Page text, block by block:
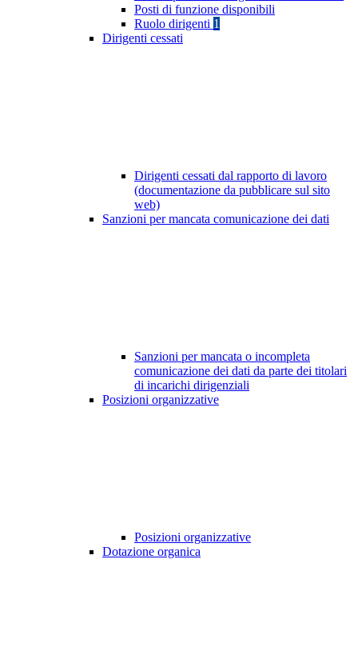
Posti di funzione disponibili
Ruolo dirigenti 1
Dirigenti cessati
Dirigenti cessati dal rapporto di lavoro
(documentazione da pubblicare sul sito
web)
Sanzioni per mancata comunicazione dei dati
Sanzioni per mancata o incompleta
comunicazione dei dati da parte dei titolari
di incarichi dirigenziali
Posizioni organizzative
Posizioni organizzative
Dotazione organica